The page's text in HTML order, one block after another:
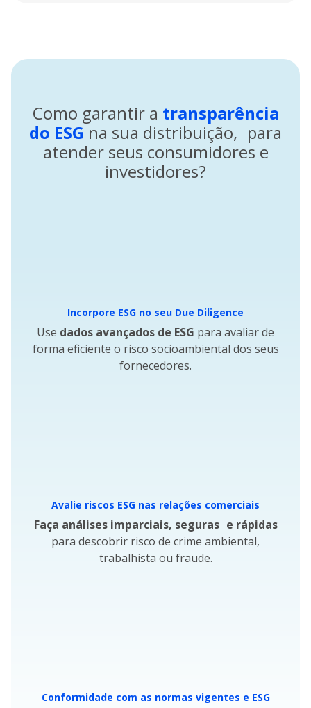
Como garantir a transparência
do ESG na sua distribuição, para
atender seus consumidores e
investidores?
Incorpore ESG no seu Due Diligence
Use dados avançados de ESG para avaliar de
forma eficiente o risco socioambiental dos seus
fornecedores.
Avalie riscos ESG nas relações comerciais
Faça análises imparciais, seguras e rápidas
para descobrir risco de crime ambiental,
trabalhista ou fraude.
Conformidade com as normas vigentes e ESG